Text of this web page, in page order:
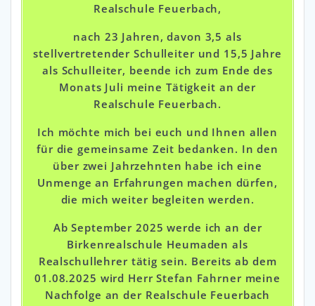
Realschule Feuerbach,
nach 23 Jahren, davon 3,5 als
stellvertretender Schulleiter und 15,5 Jahre
als Schulleiter, beende ich zum Ende des
Monats Juli meine Tätigkeit an der
Realschule Feuerbach.
Ich möchte mich bei euch und Ihnen allen
für die gemeinsame Zeit bedanken. In den
über zwei Jahrzehnten habe ich eine
Unmenge an Erfahrungen machen dürfen,
die mich weiter begleiten werden.
Ab September 2025 werde ich an der
Birkenrealschule Heumaden als
Realschullehrer tätig sein. Bereits ab dem
01.08.2025 wird Herr Stefan Fahrner meine
Nachfolge an der Realschule Feuerbach